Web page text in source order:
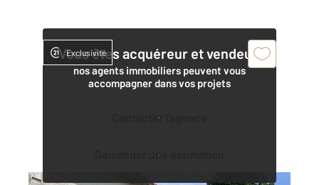
Vous êtes acquéreur et vendeur,
nos agents immobiliers peuvent vous
accompagner dans vos projets
Contacter l'agence
Demander une estimation
Exclusivité